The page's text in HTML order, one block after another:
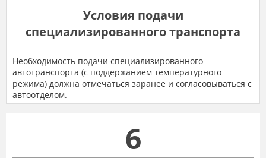
Условия подачи
специализированного транспорта
Необходимость подачи специализированного
автотранспорта (с поддержанием температурного
режима) должна отмечаться заранее и согласовываться с
автоотделом.
6